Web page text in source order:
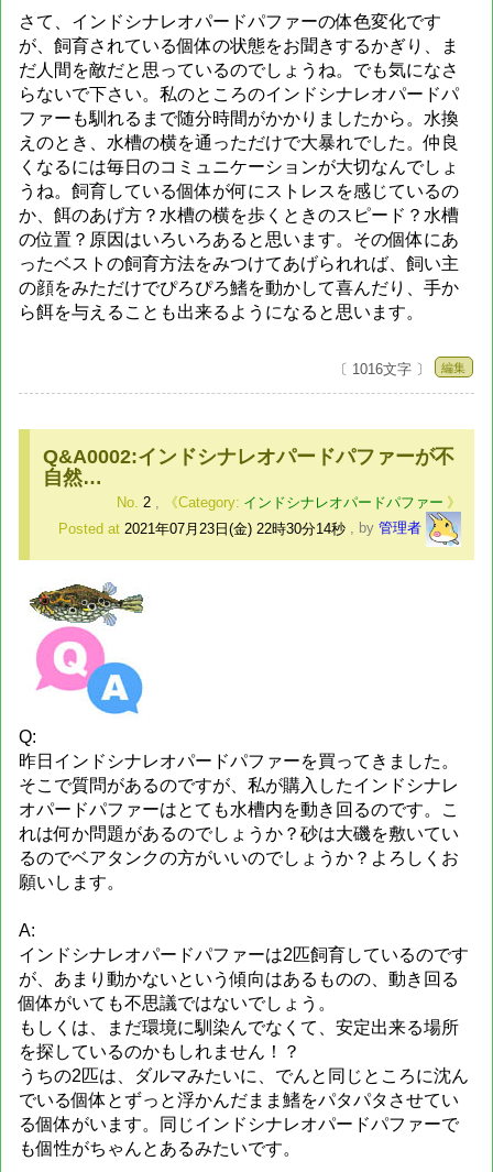
さて、インドシナレオパードパファーの体色変化です
が、飼育されている個体の状態をお聞きするかぎり、ま
だ人間を敵だと思っているのでしょうね。でも気になさ
らないで下さい。私のところのインドシナレオパードパ
ファーも馴れるまで随分時間がかかりましたから。水換
えのとき、水槽の横を通っただけで大暴れでした。仲良
くなるには毎日のコミュニケーションが大切なんでしょ
うね。飼育している個体が何にストレスを感じているの
か、餌のあげ方？水槽の横を歩くときのスピード？水槽
の位置？原因はいろいろあると思います。その個体にあ
ったベストの飼育方法をみつけてあげられれば、飼い主
の顔をみただけでぴろぴろ鰭を動かして喜んだり、手か
ら餌を与えることも出来るようになると思います。
〔 1016文字 〕 編集
Q&A0002:インドシナレオパードパファーが不
自然…
No. 2 ,
インドシナレオパードパファー
Posted at 2021年07月23日(金) 22時30分14秒 , by 管理者
Q:
昨日インドシナレオパードパファーを買ってきました。
そこで質問があるのですが、私が購入したインドシナレ
オパードパファーはとても水槽内を動き回るのです。こ
れは何か問題があるのでしょうか？砂は大磯を敷いてい
るのでベアタンクの方がいいのでしょうか？よろしくお
願いします。
A:
インドシナレオパードパファーは2匹飼育しているのです
が、あまり動かないという傾向はあるものの、動き回る
個体がいても不思議ではないでしょう。
もしくは、まだ環境に馴染んでなくて、安定出来る場所
を探しているのかもしれません！？
うちの2匹は、ダルマみたいに、でんと同じところに沈ん
でいる個体とずっと浮かんだまま鰭をパタパタさせてい
る個体がいます。同じインドシナレオパードパファーで
も個性がちゃんとあるみたいです。